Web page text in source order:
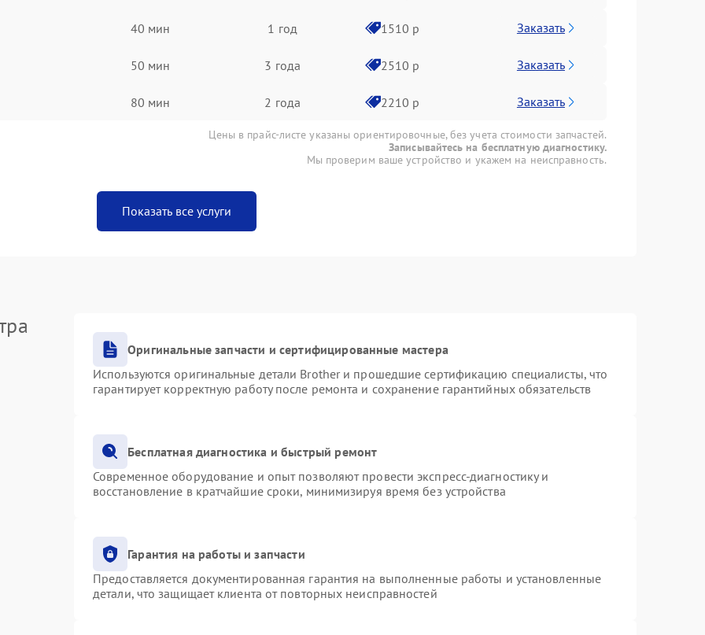
40 мин 1 год 1510 р Заказать
50 мин 3 года 2510 р Заказать
80 мин 2 года 2210 р Заказать
Цены в прайс-листе указаны ориентировочные, без учета стоимости запчастей.
Записывайтесь на бесплатную диагностику.
Мы проверим ваше устройство и укажем на неисправность.
Показать все услуги
Оригинальные запчасти и сертифицированные мастера
Используются оригинальные детали Brother и прошедшие сертификацию специалисты, что
гарантирует корректную работу после ремонта и сохранение гарантийных обязательств
Бесплатная диагностика и быстрый ремонт
Современное оборудование и опыт позволяют провести экспресс-диагностику и
восстановление в кратчайшие сроки, минимизируя время без устройства
Гарантия на работы и запчасти
Предоставляется документированная гарантия на выполненные работы и установленные
детали, что защищает клиента от повторных неисправностей